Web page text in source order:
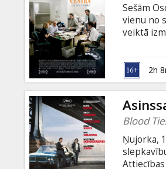
Sešām
vienu no
veiktā
2h
Blood
Ņujorka,